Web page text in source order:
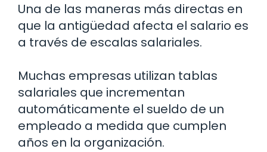
Una de las maneras más directas en
que la antigüedad afecta el salario es
a través de escalas salariales.
Muchas empresas utilizan tablas
salariales que incrementan
automáticamente el sueldo de un
empleado a medida que cumplen
años en la organización.